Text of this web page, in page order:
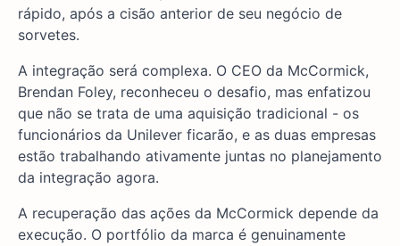
rápido, após a cisão anterior de seu negócio de
sorvetes.
A integração será complexa. O CEO da McCormick,
Brendan Foley, reconheceu o desafio, mas enfatizou
que não se trata de uma aquisição tradicional - os
funcionários da Unilever ficarão, e as duas empresas
estão trabalhando ativamente juntas no planejamento
da integração agora.
A recuperação das ações da McCormick depende da
execução. O portfólio da marca é genuinamente